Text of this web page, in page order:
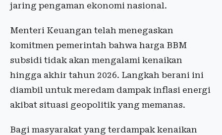
jaring pengaman ekonomi nasional.
Menteri Keuangan telah menegaskan
komitmen pemerintah bahwa harga BBM
subsidi tidak akan mengalami kenaikan
hingga akhir tahun 2026. Langkah berani ini
diambil untuk meredam dampak inflasi energi
akibat situasi geopolitik yang memanas.
Bagi masyarakat yang terdampak kenaikan